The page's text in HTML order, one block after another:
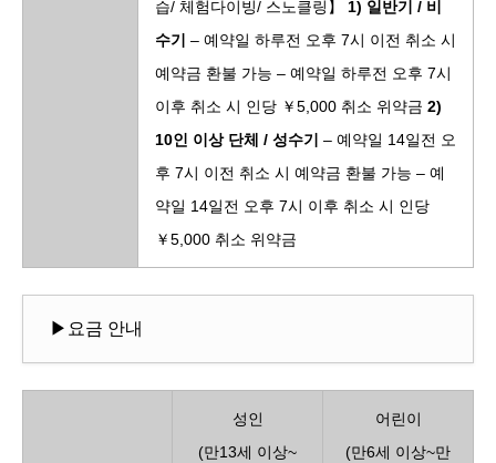
습/ 체험다이빙/ 스노클링】 1) 일반기 / 비
수기
– 예약일 하루전 오후 7시 이전 취소 시
예약금 환불 가능 – 예약일 하루전 오후 7시
이후 취소 시 인당 ￥5,000 취소 위약금 2)
10인 이상 단체 / 성수기
– 예약일 14일전 오
후 7시 이전 취소 시 예약금 환불 가능 – 예
약일 14일전 오후 7시 이후 취소 시 인당
￥5,000 취소 위약금
▶요금 안내
성인
(만13세 이상~
어린이
(만6세 이상~만